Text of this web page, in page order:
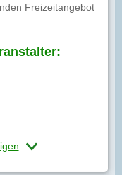
Freizeitangebot